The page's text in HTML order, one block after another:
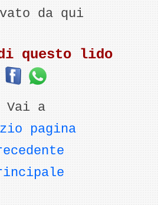
da qui
questo lido
Vai a
pagina